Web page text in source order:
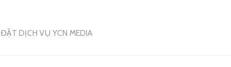
ĐẶT DỊCH VỤ YCN MEDIA